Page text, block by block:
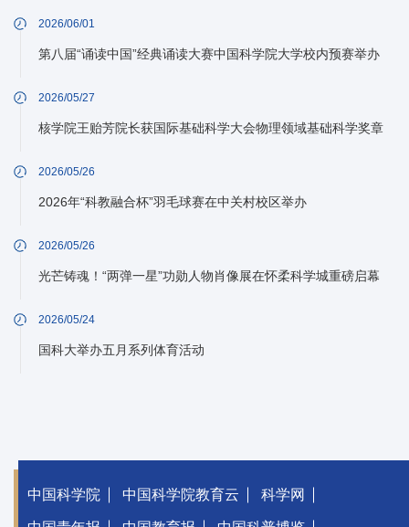
2026/06/01
第八届“诵读中国”经典诵读大赛中国科学院大学校内预赛举办
2026/05/27
核学院王贻芳院长获国际基础科学大会物理领域基础科学奖章
2026/05/26
2026年“科教融合杯”羽毛球赛在中关村校区举办
2026/05/26
光芒铸魂！“两弹一星”功勋人物肖像展在怀柔科学城重磅启幕
2026/05/24
国科大举办五月系列体育活动
中国科学院 中国科学院教育云 科学网